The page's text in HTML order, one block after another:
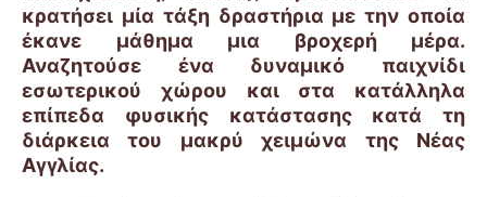
κρατήσει μία τάξη δραστήρια με την οποία
έκανε μάθημα μια βροχερή μέρα.
Αναζητούσε ένα δυναμικό παιχνίδι
εσωτερικού χώρου και στα κατάλληλα
επίπεδα φυσικής κατάστασης κατά τη
διάρκεια του μακρύ χειμώνα της Νέας
Αγγλίας.